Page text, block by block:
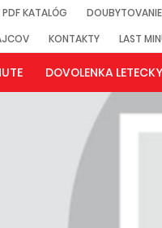
PDF KATALÓG DOUBYTOVANIE
KONTAKTY LAST
DOVOLENKA LETECKY